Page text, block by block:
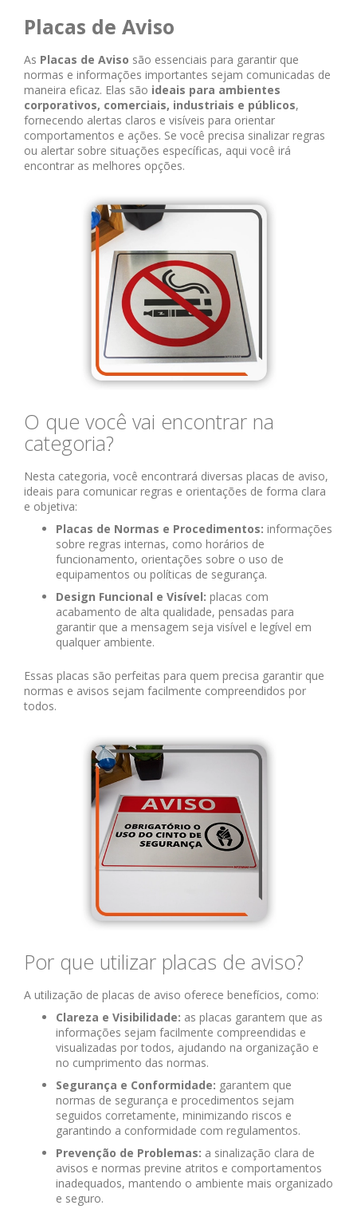
Placas de Aviso
As Placas de Aviso são essenciais para garantir que
normas e informações importantes sejam comunicadas de
maneira eficaz. Elas são ideais para ambientes
corporativos, comerciais, industriais e públicos,
fornecendo alertas claros e visíveis para orientar
comportamentos e ações. Se você precisa sinalizar regras
ou alertar sobre situações específicas, aqui você irá
encontrar as melhores opções.
O que você vai encontrar na
categoria?
Nesta categoria, você encontrará diversas placas de aviso,
ideais para comunicar regras e orientações de forma clara
e objetiva:
Placas de Normas e Procedimentos: informações
sobre regras internas, como horários de
funcionamento, orientações sobre o uso de
equipamentos ou políticas de segurança.
Design Funcional e Visível: placas com
acabamento de alta qualidade, pensadas para
garantir que a mensagem seja visível e legível em
qualquer ambiente.
Essas placas são perfeitas para quem precisa garantir que
normas e avisos sejam facilmente compreendidos por
todos.
Por que utilizar placas de aviso?
A utilização de placas de aviso oferece benefícios, como:
Clareza e Visibilidade: as placas garantem que as
informações sejam facilmente compreendidas e
visualizadas por todos, ajudando na organização e
no cumprimento das normas.
Segurança e Conformidade: garantem que
normas de segurança e procedimentos sejam
seguidos corretamente, minimizando riscos e
garantindo a conformidade com regulamentos.
Prevenção de Problemas: a sinalização clara de
avisos e normas previne atritos e comportamentos
inadequados, mantendo o ambiente mais organizado
e seguro.